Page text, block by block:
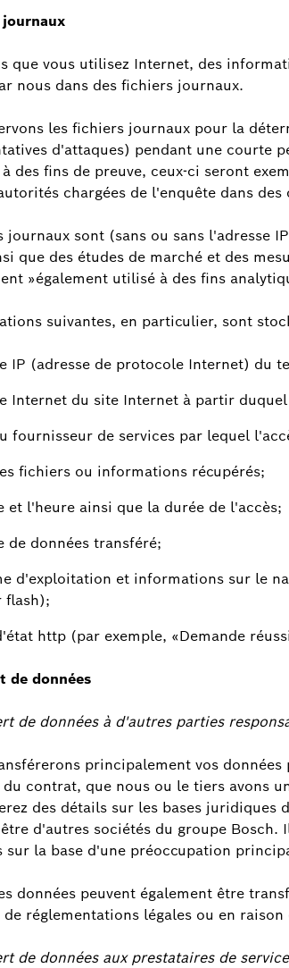
que vous utilisez Internet, des
nous dans des fichiers journaux.
les fichiers journaux pour la
d'attaques) pendant une courte
à des fins de preuve, ceux-ci seront
chargées de l'enquête dans des
journaux sont (sans ou sans l'adresse
que des études de marché et des
»également utilisé à des fins
suivantes, en particulier, sont
IP (adresse de protocole Internet) du
Internet du site Internet à partir
fournisseur de services par lequel
fichiers ou informations récupérés;
et l'heure ainsi que la durée de l'accès;
de données transféré;
d'exploitation et informations sur le
flash);
http (par exemple, «Demande
de données
de données à d'autres parties
principalement vos
contrat, que nous ou le tiers avons
des détails sur les bases
d'autres sociétés du groupe
sur la base d'une préoccupation
données peuvent également être
de réglementations légales ou en
de données aux prestataires de